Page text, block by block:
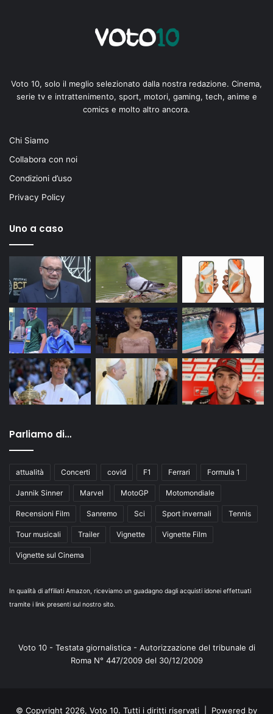
Voto 10, solo il meglio selezionato dalla nostra redazione. Cinema,
serie tv e intrattenimento, sport, motori, gaming, tech, anime e
comics e molto altro ancora.
Chi Siamo
Collabora con noi
Condizioni d’uso
Privacy Policy
Uno a caso
Parliamo di…
attualità Concerti covid F1 Ferrari Formula 1
Jannik Sinner Marvel MotoGP Motomondiale
Recensioni Film Sanremo Sci Sport invernali Tennis
Tour musicali Trailer Vignette Vignette Film
Vignette sul Cinema
In qualità di affiliati Amazon, riceviamo un guadagno dagli acquisti idonei effettuati
tramite i link presenti sul nostro sito.
Voto 10 - Testata giornalistica - Autorizzazione del tribunale di
Roma N° 447/2009 del 30/12/2009
© Copyright 2026, Voto 10. Tutti i diritti riservati | Powered by